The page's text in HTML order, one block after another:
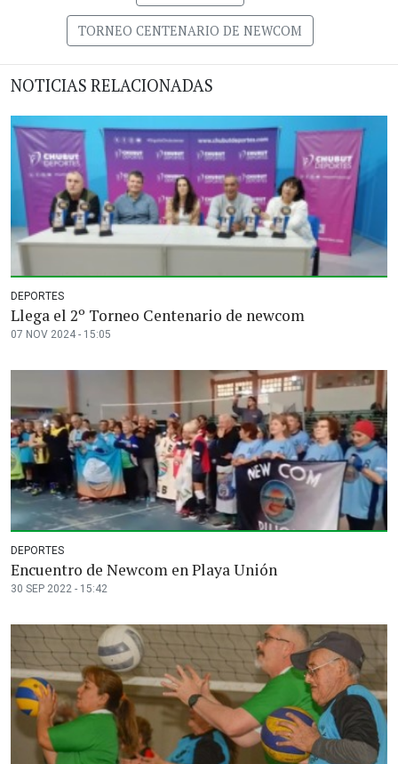
TORNEO CENTENARIO DE NEWCOM
NOTICIAS RELACIONADAS
DEPORTES
Llega el 2º Torneo Centenario de newcom
07 NOV 2024 - 15:05
DEPORTES
Encuentro de Newcom en Playa Unión
30 SEP 2022 - 15:42